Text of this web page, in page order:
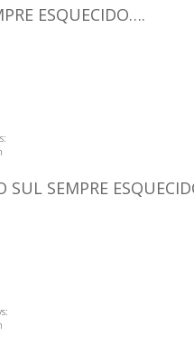
ESQUECIDO….
SUL SEMPRE